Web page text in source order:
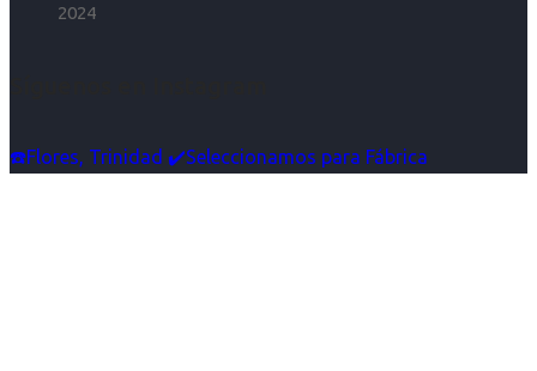
2024
☎️Flores, Trinidad ✔️Seleccionamos para Fábrica